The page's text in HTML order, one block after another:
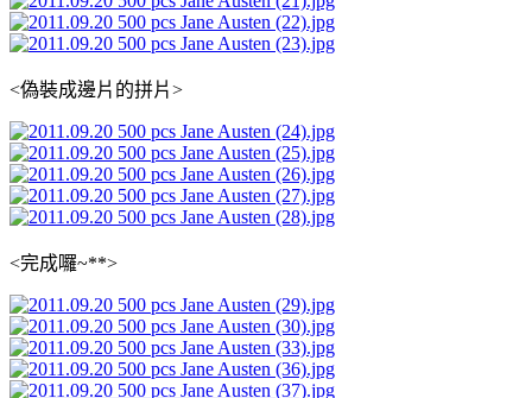
<偽裝成邊片的拼片>
<完成囉~**>